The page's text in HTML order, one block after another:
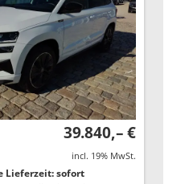
39.840,– €
incl. 19% MwSt.
Lieferzeit: sofort